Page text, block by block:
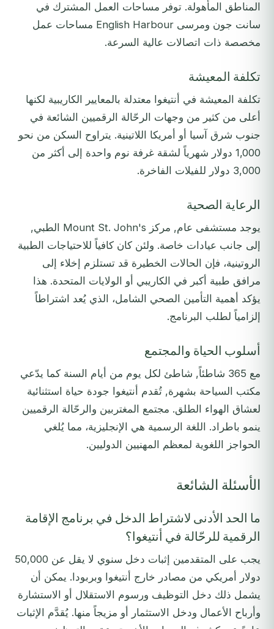
المناطق المأهولة. توفر مساحات العمل المشترك في
سانت جون ومرسى English Harbour مساحات عمل
مخصصة ذات اتصالات عالية السرعة.
تكلفة المعيشة
تكلفة المعيشة في أنتيغوا معتدلة بالمعايير الكاريبية لكنها
أعلى من كثير من وجهات الرحّالة الرقميين الشائعة في
جنوب شرق آسيا أو أمريكا اللاتينية. يتراوح السكن من نحو
1,000 دولار شهرياً لشقة غرفة نوم واحدة إلى أكثر من
3,000 دولار للفيلات الفاخرة.
الرعاية الصحية
يوجد مستشفى عام, مركز Mount St. John's الطبي,
إلى جانب عيادات خاصة. ولئن كان كافياً للاحتياجات الطبية
الروتينية، فإن الحالات الخطيرة قد تستلزم إخلاء إلى
مرافق طبية أكبر في الكاريبي أو الولايات المتحدة. هذا
يؤكد أهمية التأمين الصحي الشامل، الذي يُعد اشتراطاً
إلزامياً لطلب البرنامج.
أسلوب الحياة والمجتمع
مع 365 شاطئاً, شاطئ لكل يوم من أيام السنة كما يدّعي
مكتب السياحة بشهرة, تُقدم أنتيغوا جودة حياة استثنائية
لعشاق الهواء الطلق. مجتمع المغتربين والرحّالة الرقميين
ينمو باطراد. اللغة الرسمية هي الإنجليزية، مما يُلغي
الحواجز اللغوية لمعظم المهنيين الدوليين.
الأسئلة الشائعة
ما الحد الأدنى لاشتراط الدخل في برنامج الإقامة
الرقمية للرحّالة في أنتيغوا؟
يجب على المتقدمين إثبات دخل سنوي لا يقل عن 50,000
دولار أمريكي من مصادر خارج أنتيغوا وبربودا. يمكن أن
يشمل ذلك دخل التوظيف ورسوم الاستقلال أو الاستشارة
وأرباح الأعمال ودخل الاستثمار أو مزيجاً منها. يُقدَّم الإثبات